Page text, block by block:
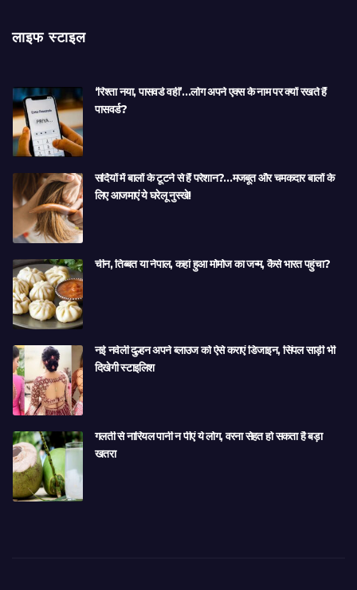
लाइफ स्टाइल
‘रिश्ता नया, पासवर्ड वही’…लोग अपने एक्स के नाम पर क्यों रखते हैं
पासवर्ड?
सर्दियों में बालों के टूटने से हैं परेशान?…मजबूत और चमकदार बालों के
लिए आजमाएं ये घरेलू नुस्खे!
चीन, तिब्बत या नेपाल, कहां हुआ मोमोज का जन्म, कैसे भारत पहुंचा?
नई नवेली दुल्हन अपने ब्लाउज को ऐसे कराएं डिजाइन, सिंपल साड़ी भी
दिखेगी स्टाइलिश
गलती से नारियल पानी न पीएं ये लोग, वरना सेहत हो सकता है बड़ा
खतरा